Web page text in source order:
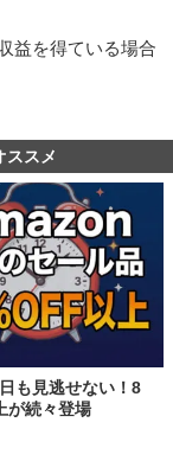
益を得ている場合
ススメ
も見逃せない！8
が続々登場